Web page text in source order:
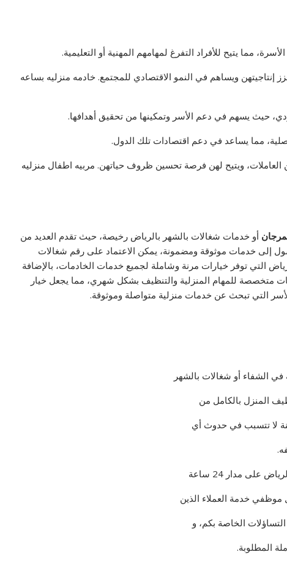
مما يتيح للأفراد التفرغ لمهامهم المهنية أو التعليمية.
إنتاجيتهن ويساهم في النمو الاقتصادي للمجتمع. خادمه منزليه بساعه
حيث يسهم في دعم الأسر وتمكينها من تحقيق أهدافها.
مما يساعد في دعم اقتصادات تلك الدول.
العاملات، ويتيح لهن فرصة تحسين ظروف حياتهن. مربيه اطفال منزليه
أو خدمات شغالات بالشهر بالرياض رخيصة، حيث تقدم العديد من
إلى خدمات موثوقة ومضمونة، يمكن الاعتماد على رقم شغالات
التي توفر خيارات مرنة وشاملة لجميع خدمات الخادمات، بالإضافة
متخصصة للمهام المنزلية والتنظيف بشكل شهري، مما يجعل خيار
التي تبحث عن خدمات منزلية متواصلة وموثوقة.
الشفاء أو شغالات بالشهر
المنزل بالكامل من
لا تتسبب في حدوث أي
مدار 24 ساعة
خدمة العملاء الذين
الخاصة بكم، و
المطلوبة.